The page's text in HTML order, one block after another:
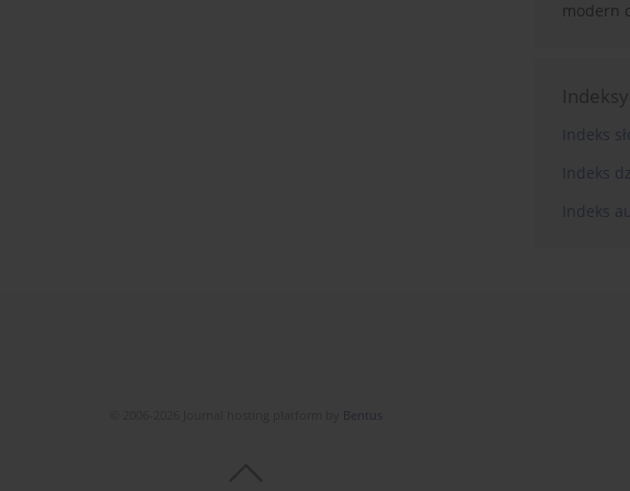
modern
Indeksy
Indeks
Indeks
Indeks
Bentus